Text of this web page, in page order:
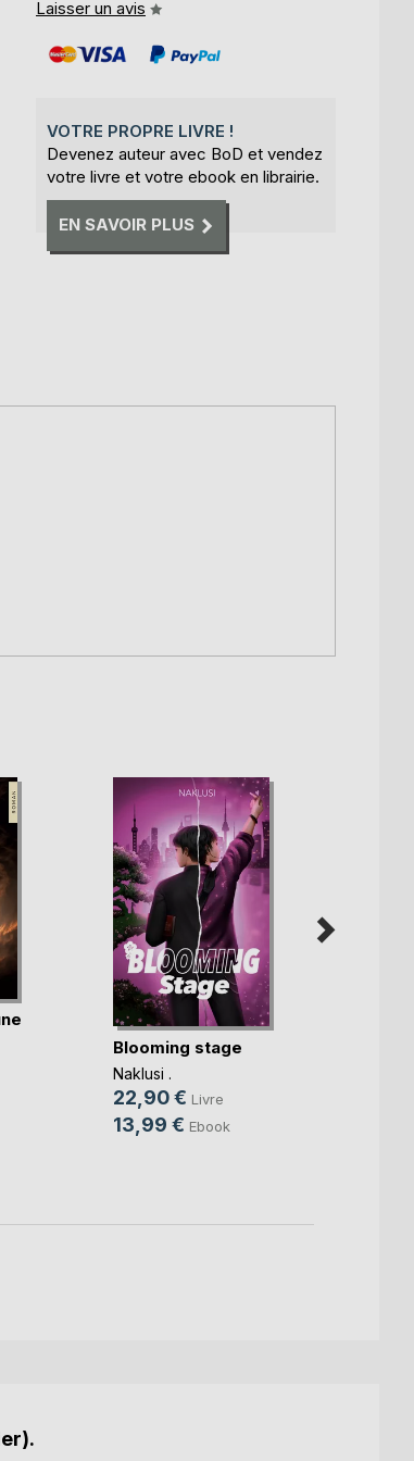
Laisser un avis
VOTRE PROPRE LIVRE !
Devenez auteur avec BoD et vendez
votre livre et votre ebook en librairie.
EN SAVOIR PLUS
Blooming stage
Naklusi .
22,90 € Livre
13,99 € Ebook